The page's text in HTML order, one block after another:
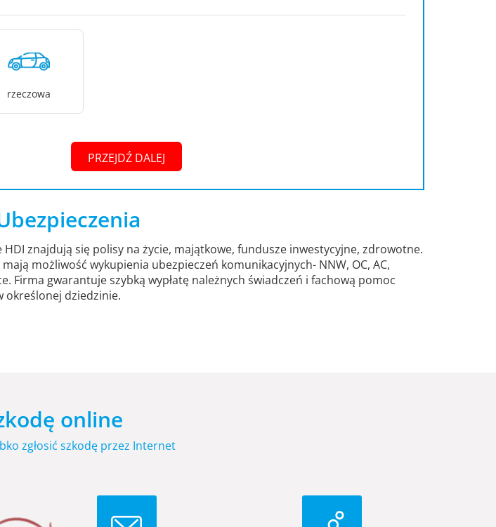
rzeczowa
PRZEJDŹ DALEJ
HDI znajdują się polisy na życie, majątkowe, fundusze inwestycyjne, zdrowotne.
możliwość wykupienia ubezpieczeń komunikacyjnych- NNW, OC, AC,
Firma gwarantuje szybką wypłatę należnych świadczeń i fachową pomoc
określonej dziedzinie.
online
zgłosić szkodę przez Internet